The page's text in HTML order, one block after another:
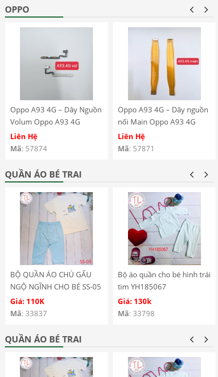
OPPO
Oppo A93 4G – Dây Nguồn
Volum Oppo A93 4G
CPH2121 CPH2123
Liên Hệ
Mã: 57874
Oppo A93 4G – Dây nguồn
nối Main Oppo A93 4G
CPH2121 CPH2123
Liên Hệ
Mã: 57871
QUẦN ÁO BÉ TRAI
BỘ QUẦN ÁO CHÚ GẤU
NGỘ NGĨNH CHO BÉ SS-05
Giá: 110K
Mã: 33837
Bộ áo quần cho bé hình trái
tim YH185067
Giá: 130k
Mã: 33798
QUẦN ÁO BÉ TRAI